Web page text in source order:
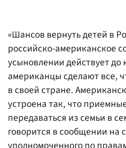
«Шансов вернуть детей в
российско-американское
усыновлении действует до
американцы сделают все,
в своей стране.
устроена так, что
передаваться из семьи в
говорится в сообщении на